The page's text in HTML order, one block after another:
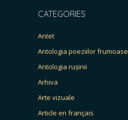
CATEGORIES
Antet
Antologia poeziilor frumoase
Antologia rușinii
Arhiva
Arte vizuale
Article en français